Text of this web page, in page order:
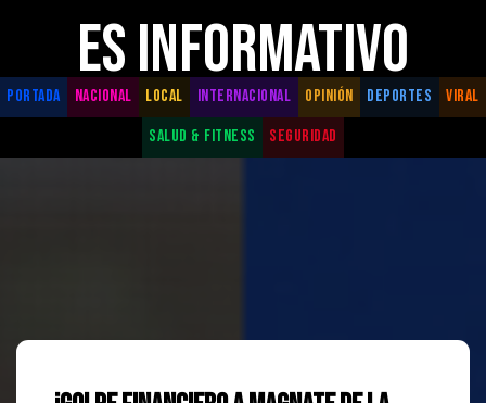
ES INFORMATIVO
PORTADA NACIONAL LOCAL INTERNACIONAL OPINIÓN DEPORTES
VIRAL
SALUD & FITNESS
SEGURIDAD